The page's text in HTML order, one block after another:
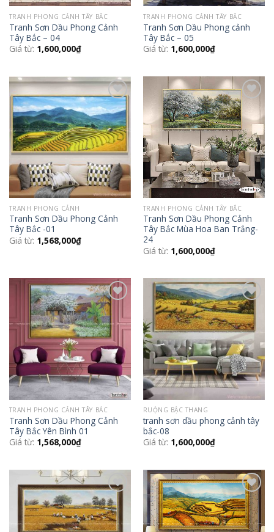
TRANH PHONG CẢNH TÂY BẮC
Tranh Sơn Dầu Phong Cảnh
Tây Bắc – 04
Giá từ: 1,600,000₫
TRANH PHONG CẢNH TÂY BẮC
Tranh Sơn Dầu Phong cảnh
Tây Bắc – 05
Giá từ: 1,600,000₫
Add to
Wishlist
TRANH PHONG CẢNH
Tranh Sơn Dầu Phong Cảnh
Tây Bắc -01
Giá từ: 1,568,000₫
Add to
Wishlist
TRANH PHONG CẢNH TÂY BẮC
Tranh Sơn Dầu Phong Cảnh
Tây Bắc Mùa Hoa Ban Trắng-
24
Giá từ: 1,600,000₫
Add to
Wishlist
TRANH PHONG CẢNH TÂY BẮC
Tranh Sơn Dầu Phong Cảnh
Tây Bắc Yên Bình 01
Giá từ: 1,568,000₫
Add to
Wishlist
RUỘNG BẬC THANG
tranh sơn dầu phong cảnh tây
bắc-08
Giá từ: 1,600,000₫
Add to
Wishlist
Add to
Wishlist